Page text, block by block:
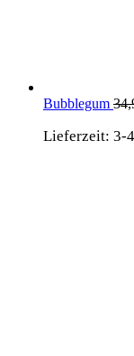
Bubblegum
Lieferzeit: 3-